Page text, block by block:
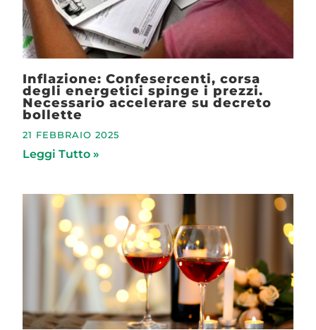
Inflazione: Confesercenti, corsa
degli energetici spinge i prezzi.
Necessario accelerare su decreto
bollette
21 FEBBRAIO 2025
Leggi Tutto »